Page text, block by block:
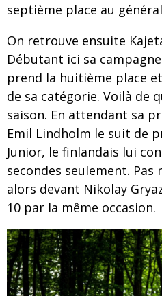
septième place au
On retrouve ensuite
Débutant ici sa
prend la huitième place
de sa catégorie. Voilà de
saison. En attendant sa
Emil Lindholm le suit de
Junior, le finlandais lui
secondes seulement.
alors devant Nikolay
10 par la même occasion.